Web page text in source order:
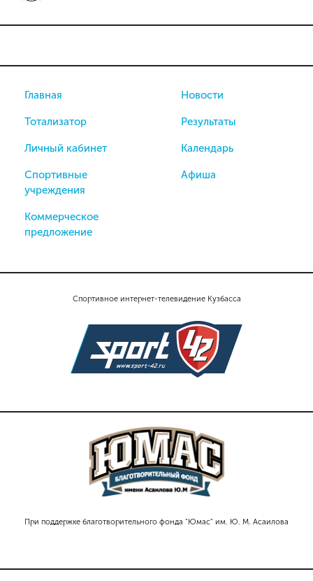
Спортивное интернет-телевидение Кузбасса
При поддержке благотворительного фонда "Юмас" им. Ю. М. Асаилова
Главная
Тотализатор
Личный кабинет
Спортивные
учреждения
Коммерческое
предложение
Новости
Результаты
Календарь
Афиша